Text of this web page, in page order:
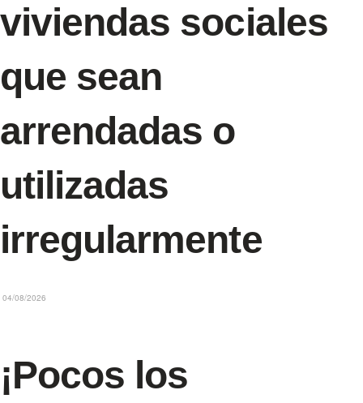
viviendas sociales
que sean
arrendadas o
utilizadas
irregularmente
04/08/2026
¡Pocos los